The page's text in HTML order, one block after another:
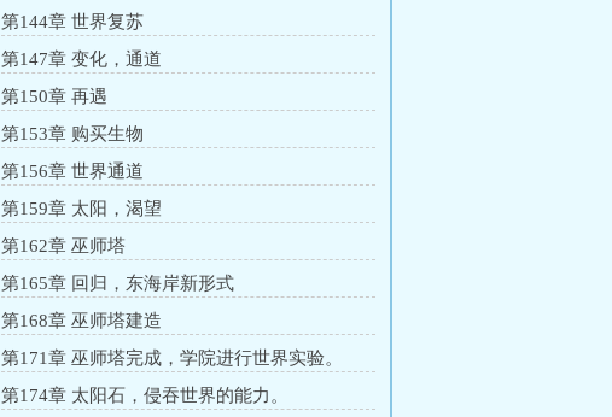
第144章 世界复苏
第147章 变化，通道
第150章 再遇
第153章 购买生物
第156章 世界通道
第159章 太阳，渴望
第162章 巫师塔
第165章 回归，东海岸新形式
第168章 巫师塔建造
第171章 巫师塔完成，学院进行世界实验。
第174章 太阳石，侵吞世界的能力。